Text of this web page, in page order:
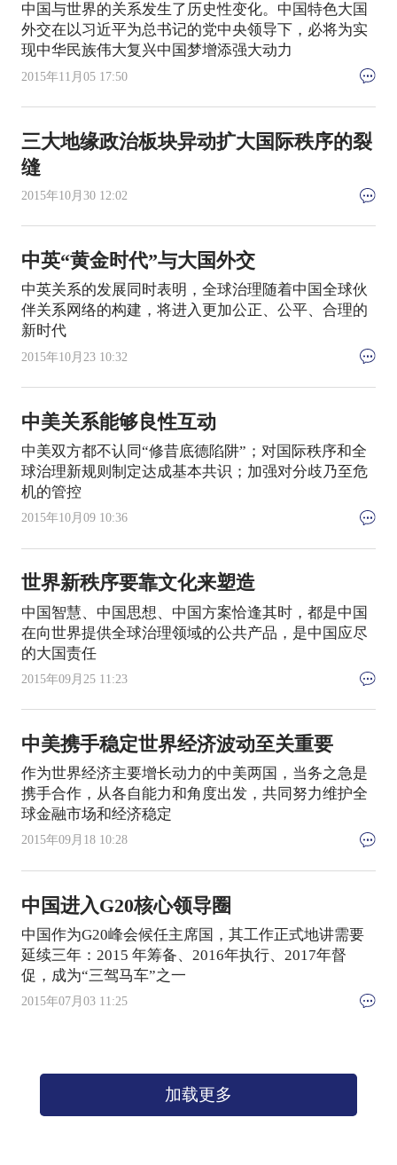
中国与世界的关系发生了历史性变化。中国特色大国
外交在以习近平为总书记的党中央领导下，必将为实
现中华民族伟大复兴中国梦增添强大动力
2015年11月05 17:50
三大地缘政治板块异动扩大国际秩序的裂
缝
2015年10月30 12:02
中英“黄金时代”与大国外交
中英关系的发展同时表明，全球治理随着中国全球伙
伴关系网络的构建，将进入更加公正、公平、合理的
新时代
2015年10月23 10:32
中美关系能够良性互动
中美双方都不认同“修昔底德陷阱”；对国际秩序和全
球治理新规则制定达成基本共识；加强对分歧乃至危
机的管控
2015年10月09 10:36
世界新秩序要靠文化来塑造
中国智慧、中国思想、中国方案恰逢其时，都是中国
在向世界提供全球治理领域的公共产品，是中国应尽
的大国责任
2015年09月25 11:23
中美携手稳定世界经济波动至关重要
作为世界经济主要增长动力的中美两国，当务之急是
携手合作，从各自能力和角度出发，共同努力维护全
球金融市场和经济稳定
2015年09月18 10:28
中国进入G20核心领导圈
中国作为G20峰会候任主席国，其工作正式地讲需要
延续三年：2015 年筹备、2016年执行、2017年督
促，成为“三驾马车”之一
2015年07月03 11:25
加载更多